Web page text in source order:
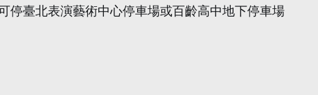
臺北表演藝術中心停車場或百齡高中地下停車場